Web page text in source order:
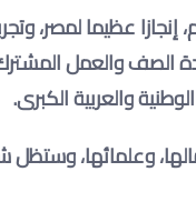
نصر حرب أكتوبر عام
والعمل
والعربية الكبرى.
وعلمائها، وستظل